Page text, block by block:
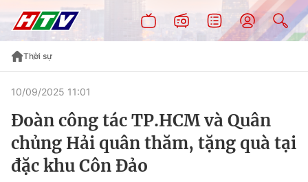
Thời sự
10/09/2025 11:01
Đoàn công tác TP.HCM và Quân
chủng Hải quân thăm, tặng quà tại
đặc khu Côn Đảo